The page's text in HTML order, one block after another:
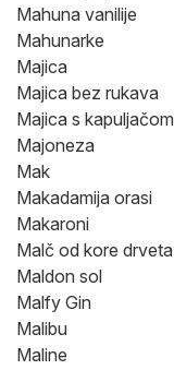
Mahuna vanilije
Mahunarke
Majica
Majica bez rukava
Majica s kapuljačom
Majoneza
Mak
Makadamija orasi
Makaroni
Malč od kore drveta
Maldon sol
Malfy Gin
Malibu
Maline